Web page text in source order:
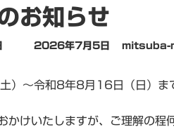
お知らせ
最
新
時
2026年7月5日 mitsuba-
）～令和8年8月16日（日）ま
かけいたしますが、ご理解の程